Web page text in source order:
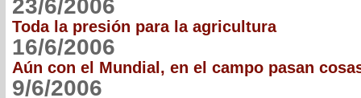
23/6/2006
Toda la presión para la agricultura
16/6/2006
Aún con el Mundial, en el campo pasan
9/6/2006